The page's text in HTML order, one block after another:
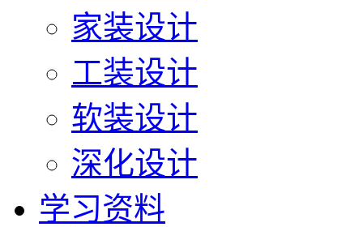
家装设计
工装设计
软装设计
深化设计
学习资料